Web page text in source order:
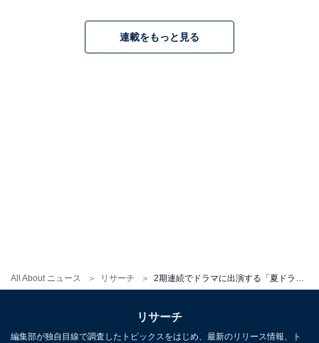
All About ニュース リサーチ 2期連続でドラマに出演する「夏ドラマに期待したい男性俳優」ランキング！ 「菊池風磨」を抑えたTOP2は？
連載をもっと見る
リサーチ
編集部が独自目線で調査したトピックスをはじめ、最新のリリース情報、ト